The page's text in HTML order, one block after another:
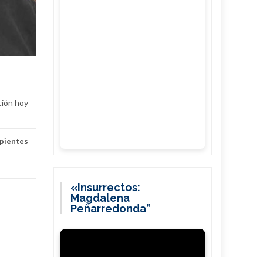
hoy
«Insurrectos:
Magdalena
Peñarredonda”